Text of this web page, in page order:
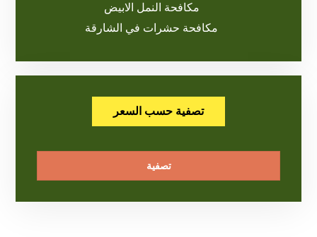
مكافحة النمل الابيض
مكافحة حشرات في الشارقة
تصفية حسب السعر
تصفية